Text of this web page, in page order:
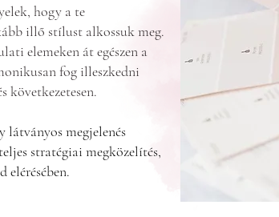
hogy a te
illő stílust alkossuk meg.
elemeken át egészen a
fog illeszkedni
következetesen.
látványos megjelenés
stratégiai megközelítés,
elérésében.